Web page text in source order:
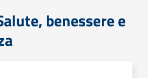
benessere e